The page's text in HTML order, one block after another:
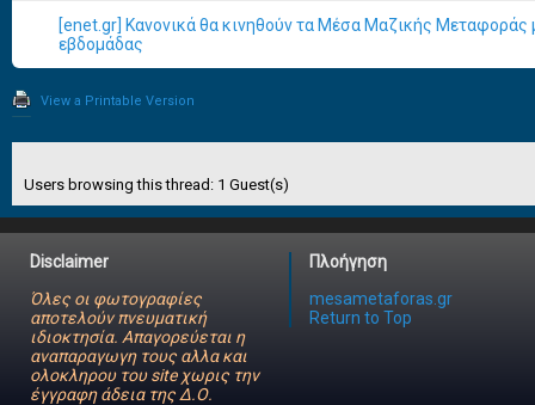
[enet.gr] Κανονικά θα κινηθούν τα Μέσα Μαζικής Μεταφοράς
εβδομάδας
View a Printable Version
Users browsing this thread: 1 Guest(s)
Disclaimer
Όλες οι φωτογραφίες
αποτελούν πνευματική
ιδιοκτησία. Απαγορεύεται η
αναπαραγωγη τους αλλα και
ολοκληρου του site χωρις την
έγγραφη άδεια της Δ.Ο.
Πλοήγηση
mesametaforas.gr
Return to Top